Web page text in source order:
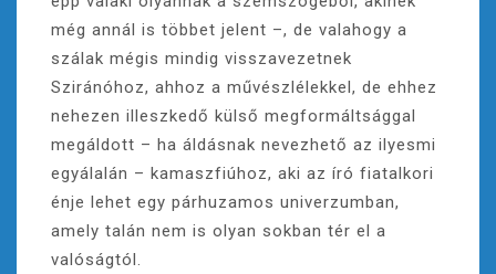
még annál is többet jelent –, de valahogy a
szálak mégis mindig visszavezetnek
Sziránóhoz, ahhoz a művészlélekkel, de ehhez
nehezen illeszkedő külső megformáltsággal
megáldott – ha áldásnak nevezhető az ilyesmi
egyálalán – kamaszfiúhoz, aki az író fiatalkori
énje lehet egy párhuzamos univerzumban,
amely talán nem is olyan sokban tér el a
valóságtól.